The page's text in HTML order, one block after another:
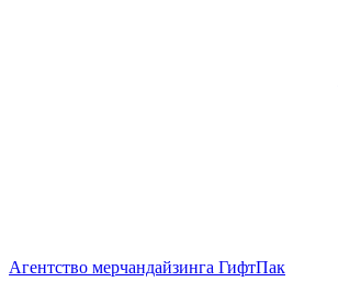
Агентство мерчандайзинга ГифтПак